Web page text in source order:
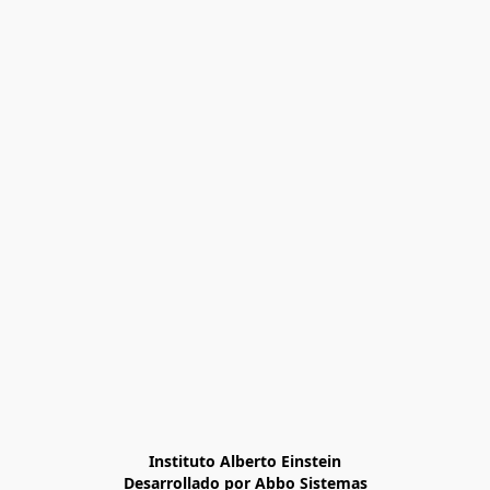
Instituto Alberto Einstein
Desarrollado por Abbo Sistemas